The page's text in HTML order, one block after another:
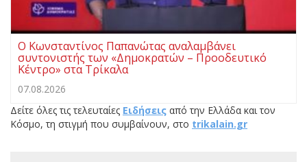
Ο Κωνσταντίνος Παπανώτας αναλαμβάνει
συντονιστής των «Δημοκρατών – Προοδευτικό
Κέντρο» στα Τρίκαλα
07.08.2026
Δείτε όλες τις τελευταίες Ειδήσεις από την Ελλάδα και τον
Κόσμο, τη στιγμή που συμβαίνουν, στο trikalain.gr